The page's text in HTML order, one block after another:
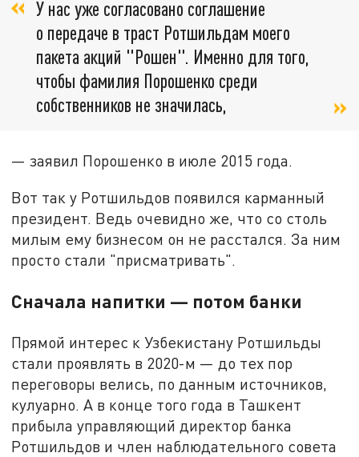
У нас уже согласовано соглашение
о передаче в траст Ротшильдам моего
пакета акций "Рошен". Именно для того,
чтобы фамилия Порошенко среди
собственников не значилась,
— заявил Порошенко в июле 2015 года.
Вот так у Ротшильдов появился карманный
президент. Ведь очевидно же, что со столь
милым ему бизнесом он не расстался. За ним
просто стали "присматривать".
Сначала напитки — потом банки
Прямой интерес к Узбекистану Ротшильды
стали проявлять в 2020-м — до тех пор
переговоры велись, по данным источников,
кулуарно. А в конце того года в Ташкент
прибыла управляющий директор банка
Ротшильдов и член наблюдательного совета